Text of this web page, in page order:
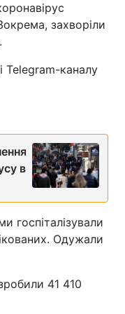
захворіли
Telegram-каналу
в
госпіталізували
Одужали
41 410